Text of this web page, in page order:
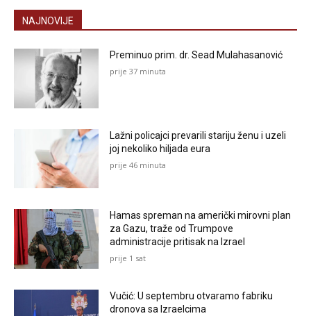
NAJNOVIJE
Preminuo prim. dr. Sead Mulahasanović
prije 37 minuta
Lažni policajci prevarili stariju ženu i uzeli
joj nekoliko hiljada eura
prije 46 minuta
Hamas spreman na američki mirovni plan
za Gazu, traže od Trumpove
administracije pritisak na Izrael
prije 1 sat
Vučić: U septembru otvaramo fabriku
dronova sa Izraelcima